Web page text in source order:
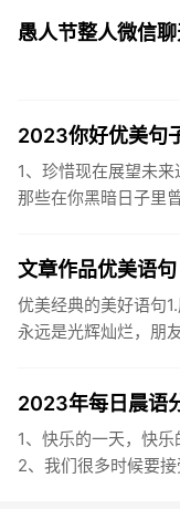
愚人节整人微信
2023你好优美句
1、珍惜现在展望未
那些在你黑暗日子里
文章作品优美语句
优美经典的美好语句
永远是光辉灿烂，朋
2023年每日晨语
1、快乐的一天，快乐
2、我们很多时候要